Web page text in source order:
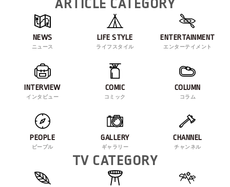
ARTICLE CATEGORY
NEWS
ニュース
LIFE STYLE
ライフスタイル
ENTERTAINMENT
エンターテイメント
INTERVIEW
インタビュー
COMIC
コミック
COLUMN
コラム
PEOPLE
ピープル
GALLERY
ギャラリー
CHANNEL
チャンネル
TV CATEGORY